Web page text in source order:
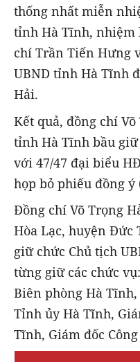
thống nhất miễn
tỉnh Hà Tĩnh, nhiệm
chí Trần Tiến Hưng
UBND tỉnh Hà Tĩnh
Hải.
Kết quả, đồng chí
tỉnh Hà Tĩnh bầu
với 47/47 đại biểu
họp bỏ phiếu đồng ý
Đồng chí Võ Trọng
Hòa Lạc, huyện Đức
giữ chức Chủ tịch
từng giữ các chức
Biên phòng Hà
Tỉnh ủy Hà Tĩnh,
Tĩnh, Giám đốc